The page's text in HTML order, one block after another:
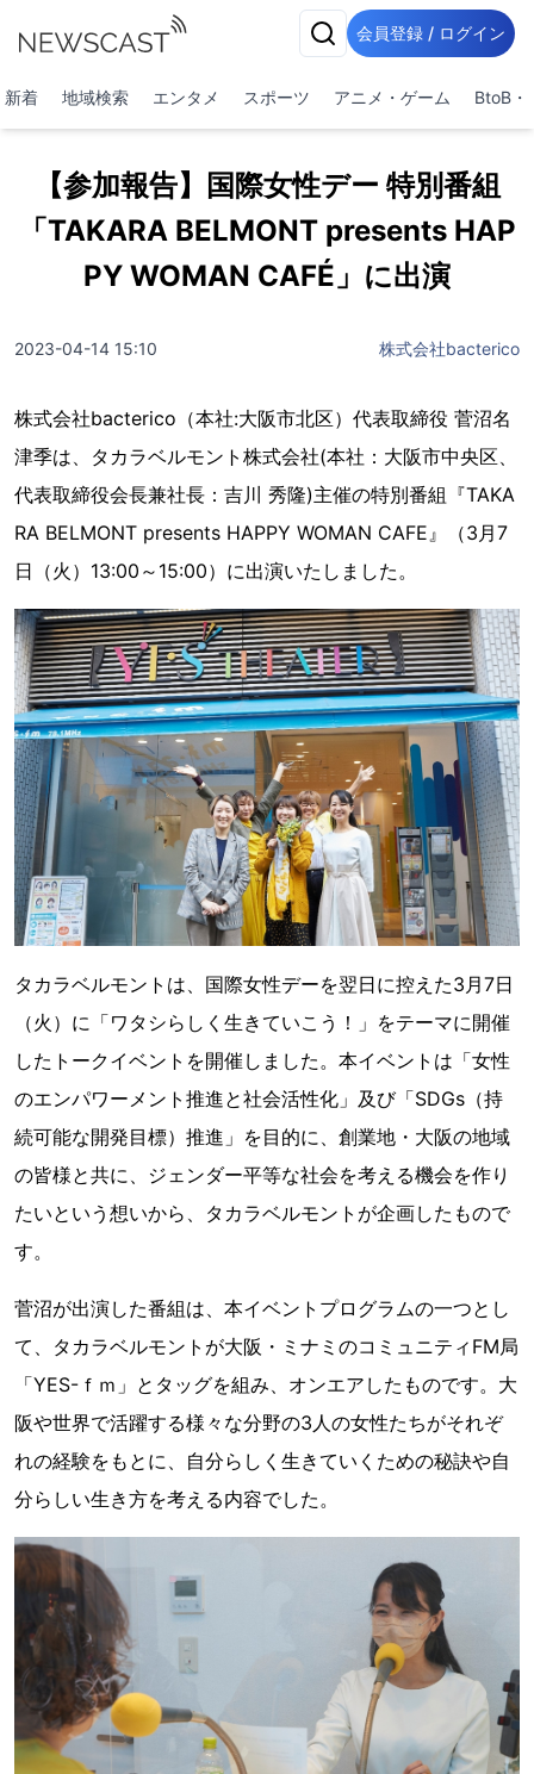
会員登録 / ログイン
新着 地域検索 エンタメ スポーツ アニメ・ゲーム BtoB・
【参加報告】国際女性デー 特別番組
「TAKARA BELMONT presents HAP
PY WOMAN CAFÉ」に出演
2023-04-14 15:10 株式会社bacterico
株式会社bacterico（本社:大阪市北区）代表取締役 菅沼名
津季は、タカラベルモント株式会社(本社：大阪市中央区、
代表取締役会長兼社長：吉川 秀隆)主催の特別番組『TAKA
RA BELMONT presents HAPPY WOMAN CAFE』（3月7
日（火）13:00～15:00）に出演いたしました。
タカラベルモントは、国際女性デーを翌日に控えた3月7日
（火）に「ワタシらしく生きていこう！」をテーマに開催
したトークイベントを開催しました。本イベントは「女性
のエンパワーメント推進と社会活性化」及び「SDGs（持
続可能な開発目標）推進」を目的に、創業地・大阪の地域
の皆様と共に、ジェンダー平等な社会を考える機会を作り
たいという想いから、タカラベルモントが企画したもので
す。
菅沼が出演した番組は、本イベントプログラムの一つとし
て、タカラベルモントが大阪・ミナミのコミュニティFM局
「YES-ｆｍ」とタッグを組み、オンエアしたものです。大
阪や世界で活躍する様々な分野の3人の女性たちがそれぞ
れの経験をもとに、自分らしく生きていくための秘訣や自
分らしい生き方を考える内容でした。